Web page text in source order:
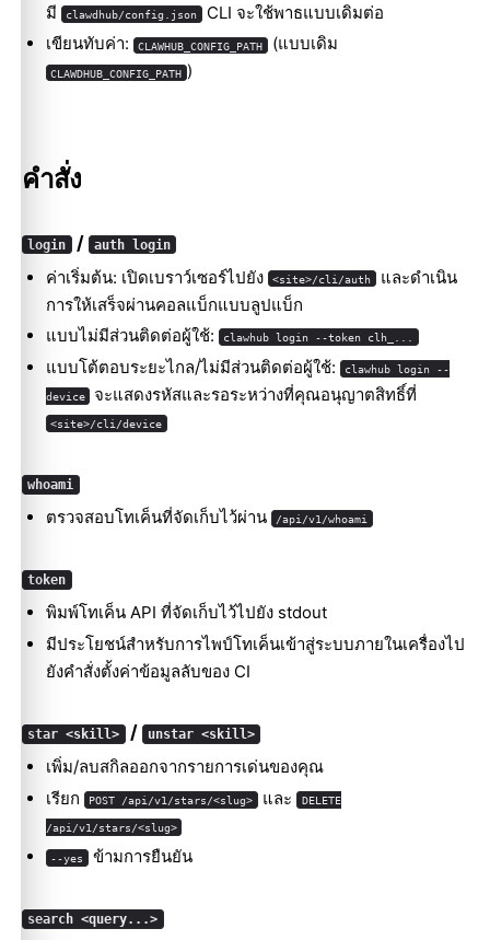
มี
clawdhub/config.json
CLI จะใช้พาธแบบเดิมต่อ
เขียนทับค่า:
CLAWHUB_CONFIG_PATH (แบบเดิม
CLAWDHUB_CONFIG_PATH )
คำสั่ง
login / auth login
ค่าเริ่มต้น: เปิดเบราว์เซอร์ไปยัง <site>/cli/auth
และดำเนิน
การให้เสร็จผ่านคอลแบ็กแบบลูปแบ็ก
แบบไม่มีส่วนติดต่อผู้ใช้:
clawhub login --token clh_...
แบบโต้ตอบระยะไกล/ไม่มีส่วนติดต่อผู้ใช้: clawhub login --
device จะแสดงรหัสและรอระหว่างที่คุณอนุญาตสิทธิ์ที่
<site>/cli/device
whoami
ตรวจสอบโทเค็นที่จัดเก็บไว้ผ่าน /api/v1/whoami
token
พิมพ์โทเค็น API ที่จัดเก็บไว้ไปยัง stdout
มีประโยชน์สำหรับการไพป์โทเค็นเข้าสู่ระบบภายในเครื่องไป
ยังคำสั่งตั้งค่าข้อมูลลับของ CI
star <skill> / unstar <skill>
เพิ่ม/ลบสกิลออกจากรายการเด่นของคุณ
เรียก
POST /api/v1/stars/<slug> และ DELETE
/api/v1/stars/<slug>
--yes ข้ามการยืนยัน
search <query...>